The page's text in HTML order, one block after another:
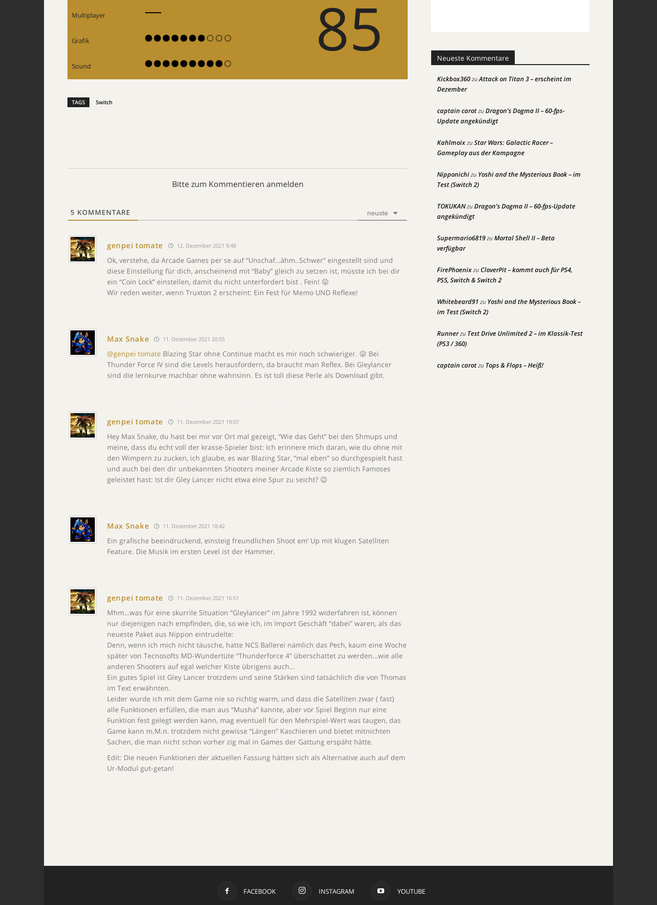
85
Multiplayer
Grafik
Sound
TAGS Switch
Bitte zum Kommentieren anmelden
5 KOMMENTARE neuste
genpei tomate 12. Dezember 2021 9:48
Ok, verstehe, da Arcade Games per se auf “Unschaf…ähm..Schwer” eingestellt sind und
diese Einstellung für dich, anscheinend mit “Baby” gleich zu setzen ist, müsste ich bei dir
ein “Coin Lock” einstellen, damit du nicht unterfordert bist . Fein! 😛
Wir reden weiter, wenn Truxton 2 erscheint: Ein Fest für Memo UND Reflexe!
Max Snake 11. Dezember 2021 20:55
@genpei tomate Blazing Star ohne Continue macht es mir noch schwieriger. 😛 Bei
Thunder Force IV sind die Levels herausfordern, da braucht man Reflex. Bei Gleylancer
sind die lernkurve machbar ohne wahnsinn. Es ist toll diese Perle als Download gibt.
genpei tomate 11. Dezember 2021 19:07
Hey Max Snake, du hast bei mir vor Ort mal gezeigt, “Wie das Geht” bei den Shmups und
meine, dass du echt voll der krasse-Spieler bist: Ich erinnere mich daran, wie du ohne mit
den Wimpern zu zucken, ich glaube, es war Blazing Star, “mal eben” so durchgespielt hast
und auch bei den dir unbekannten Shooters meiner Arcade Kiste so ziemlich Famoses
geleistet hast: Ist dir Gley Lancer nicht etwa eine Spur zu seicht? 😉
Max Snake 11. Dezember 2021 18:42
Ein grafische beeindruckend, einsteig freundlichen Shoot em’ Up mit klugen Satelliten
Feature. Die Musik im ersten Level ist der Hammer.
genpei tomate 11. Dezember 2021 16:51
Mhm…was für eine skurrile Situation “Gleylancer” im Jahre 1992 widerfahren ist, können
nur diejenigen nach empfinden, die, so wie ich, im Import Geschäft “dabei” waren, als das
neueste Paket aus Nippon eintrudelte:
Denn, wenn ich mich nicht täusche, hatte NCS Ballerei nämlich das Pech, kaum eine Woche
später von Tecnosofts MD-Wundertüte “Thunderforce 4” überschattet zu werden…wie alle
anderen Shooters auf egal welcher Kiste übrigens auch…
Ein gutes Spiel ist Gley Lancer trotzdem und seine Stärken sind tatsächlich die von Thomas
im Text erwähnten.
Leider wurde ich mit dem Game nie so richtig warm, und dass die Satelliten zwar ( fast)
alle Funktionen erfüllen, die man aus “Musha” kannte, aber vor Spiel Beginn nur eine
Funktion fest gelegt werden kann, mag eventuell für den Mehrspiel-Wert was taugen, das
Game kann m.M.n. trotzdem nicht gewisse “Längen” Kaschieren und bietet mitnichten
Sachen, die man nicht schon vorher zig mal in Games der Gattung erspäht hätte.
Edit: Die neuen Funktionen der aktuellen Fassung hätten sich als Alternative auch auf dem
Ur-Modul gut-getan!
Neueste Kommentare
Kickbox360zuAttack on Titan 3 – erscheint im
Dezember
captain carotzuDragon’s Dogma II – 60-fps-
Update angekündigt
KahlmoixzuStar Wars: Galactic Racer –
Gameplay aus der Kampagne
Nipponichizu Yoshi and the Mysterious Book – im
Test (Switch 2)
TOKUKANzuDragon’s Dogma II – 60-fps-Update
angekündigt
Supermario6819zuMortal Shell II – Beta
verfügbar
FirePhoenixzuCloverPit – kommt auch für PS4,
PS5, Switch & Switch 2
Whitebeard91 zu Yoshi and the Mysterious Book –
im Test (Switch 2)
Runnerzu Test Drive Unlimited 2 – im Klassik-Test
(PS3 / 360)
captain carotzu Tops & Flops – Heiß!
FACEBOOK INSTAGRAM YOUTUBE